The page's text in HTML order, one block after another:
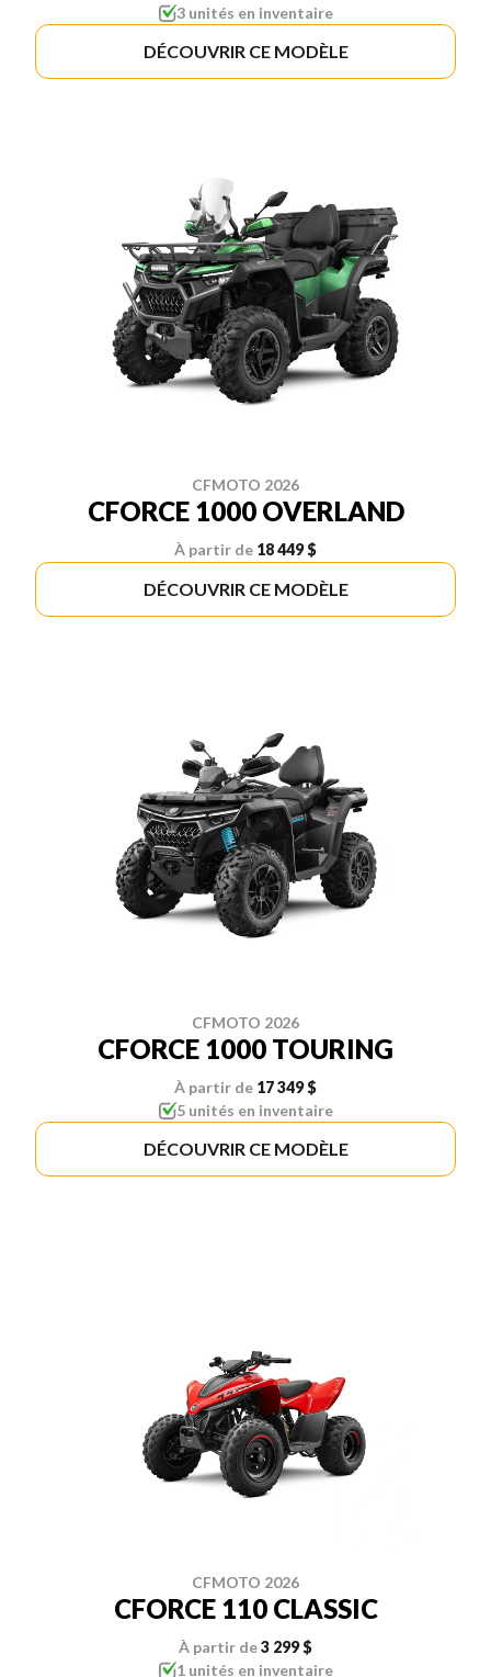
3 unités en inventaire
DÉCOUVRIR CE MODÈLE
CFMOTO 2026
CFORCE 1000 OVERLAND
À partir de 18 449 $
DÉCOUVRIR CE MODÈLE
CFMOTO 2026
CFORCE 1000 TOURING
À partir de 17 349 $
5 unités en inventaire
DÉCOUVRIR CE MODÈLE
CFMOTO 2026
CFORCE 110 CLASSIC
À partir de3 299 $
1 unités en inventaire